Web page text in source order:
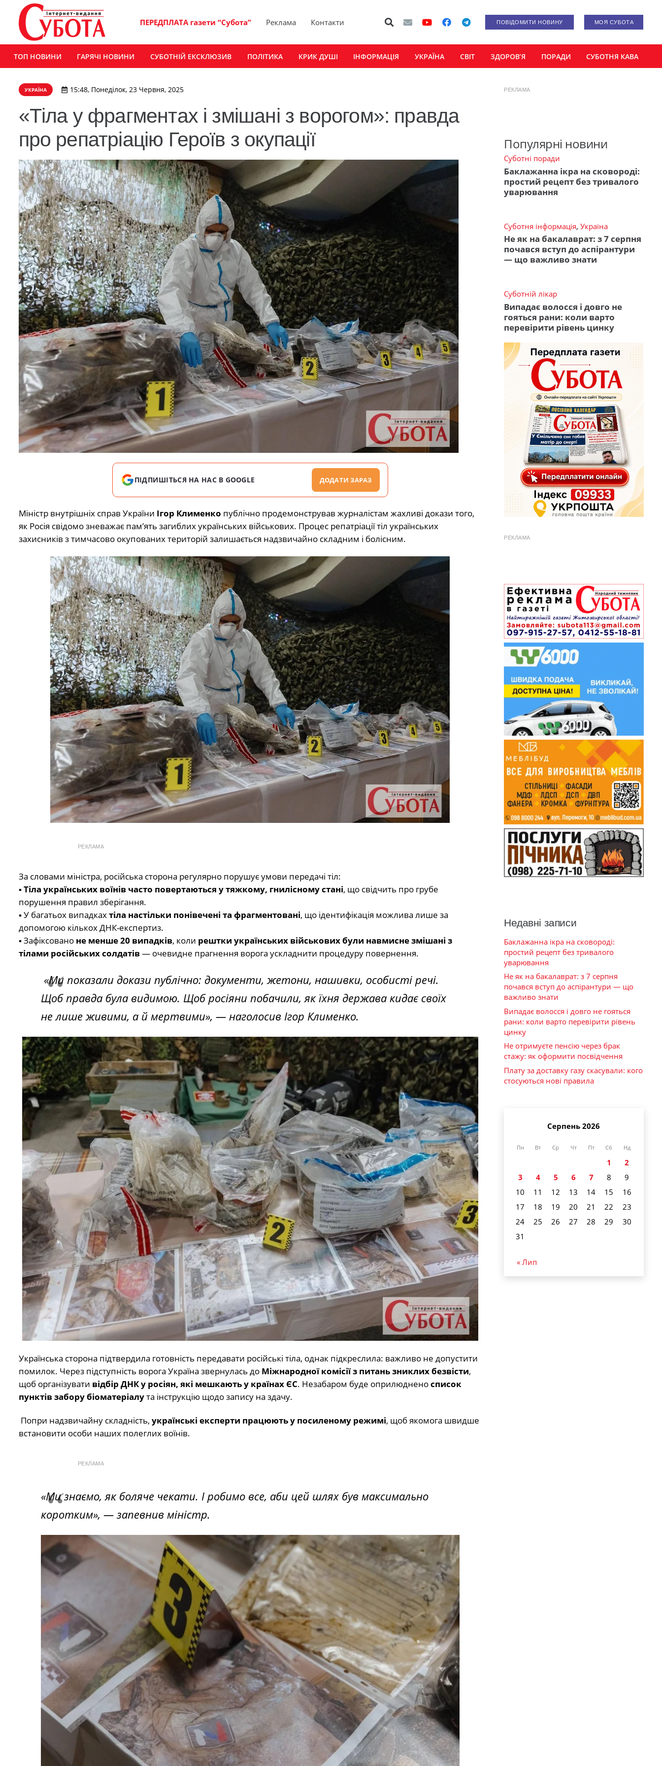
ПЕРЕДПЛАТА газети “Субота” Реклама Контакти ПОВІДОМИТИ НОВИНУ МОЯ СУБОТА
ТОП НОВИНИ ГАРЯЧІ НОВИНИ СУБОТНІЙ ЕКСКЛЮЗИВ ПОЛІТИКА КРИК ДУШІ ІНФОРМАЦІЯ УКРАЇНА СВІТ ЗДОРОВ’Я ПОРАДИ СУБОТНЯ КАВА
УКРАЇНА 15:48, Понеділок, 23 Червня, 2025
«Тіла у фрагментах і змішані з ворогом»: правда
про репатріацію Героїв з окупації
ПІДПИШІТЬСЯ НА НАС В GOOGLE ДОДАТИ ЗАРАЗ
Міністр внутрішніх справ України Ігор Клименко публічно продемонстрував журналістам жахливі докази того,
як Росія свідомо зневажає пам’ять загиблих українських військових. Процес репатріації тіл українських
захисників з тимчасово окупованих територій залишається надзвичайно складним і болісним.
РЕКЛАМА
За словами міністра, російська сторона регулярно порушує умови передачі тіл:
▪️Тіла українських воїнів часто повертаються у тяжкому, гнилісному стані, що свідчить про грубе
порушення правил зберігання.
▪️ У багатьох випадкахтіла настільки понівечені та фрагментовані, що ідентифікація можлива лише за
допомогою кількох ДНК-експертиз.
▪️ Зафіксовано не менше 20 випадків, коли рештки українських військових були навмисне змішані з
тілами російських солдатів— очевидне прагнення ворога ускладнити процедуру повернення.
«Ми показали докази публічно: документи, жетони, нашивки, особисті речі.
Щоб правда була видимою. Щоб росіяни побачили, як їхня держава кидає своїх
не лише живими, а й мертвими», — наголосив Ігор Клименко.
Українська сторона підтвердила готовність передавати російські тіла, однак підкреслила: важливо не допустити
помилок. Через підступність ворога Україна звернулась до Міжнародної комісії з питань зниклих безвісти,
щоб організувати відбір ДНК у росіян, які мешкають у країнах ЄС. Незабаром буде оприлюдненосписок
пунктів забору біоматеріалута інструкцію щодо запису на здачу.
Попри надзвичайну складність, українські експерти працюють у посиленому режимі, щоб якомога швидше
встановити особи наших полеглих воїнів.
РЕКЛАМА
«Ми знаємо, як боляче чекати. І робимо все, аби цей шлях був максимально
коротким», — запевнив міністр.
РЕКЛАМА
Популярні новини
Суботні поради
Баклажанна ікра на сковороді:
простий рецепт без тривалого
уварювання
Суботня інформація, Україна
Не як на бакалаврат: з 7 серпня
почався вступ до аспірантури
— що важливо знати
Суботній лікар
Випадає волосся і довго не
гояться рани: коли варто
перевірити рівень цинку
РЕКЛАМА
Недавні записи
Баклажанна ікра на сковороді:
простий рецепт без тривалого
уварювання
Не як на бакалаврат: з 7 серпня
почався вступ до аспірантури — що
важливо знати
Випадає волосся і довго не гояться
рани: коли варто перевірити рівень
цинку
Не отримуєте пенсію через брак
стажу: як оформити посвідчення
Плату за доставку газу скасували: кого
стосуються нові правила
Серпень 2026
Пн Вт Ср Чт Пт Сб Нд
1
2
3
4 5 6 7 8
9
10
11 12 13 14 15
16
17
18 19 20 21 22
23
24
25 26 27 28 29
30
31
« Лип